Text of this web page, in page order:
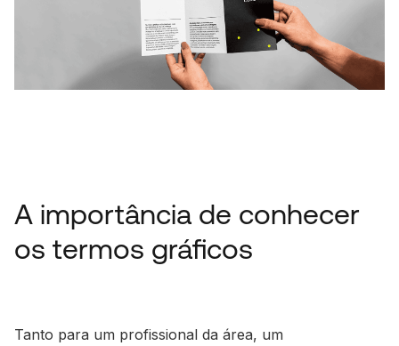
A importância de conhecer
os termos gráficos
Tanto para um profissional da área, um